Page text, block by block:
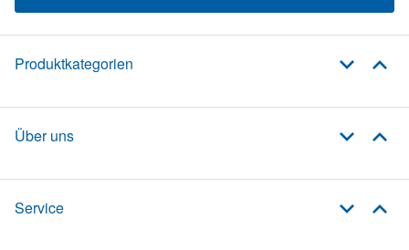
Produktkategorien
Über uns
Service